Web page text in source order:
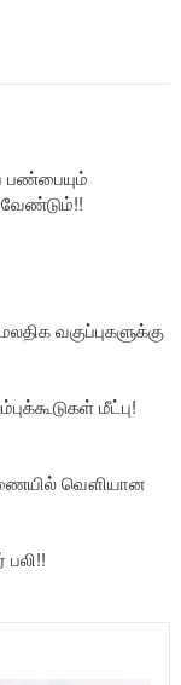
வகுப்புகளுக்கு
மீட்பு!
வௌியான
பலி!!